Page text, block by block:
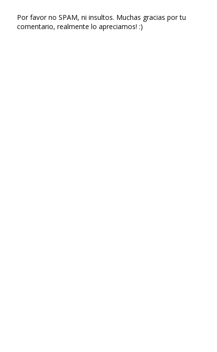
Por favor no SPAM, ni insultos. Muchas gracias por tu
comentario, realmente lo apreciamos! :)